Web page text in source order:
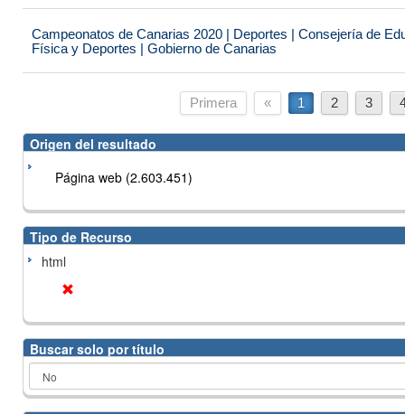
Campeonatos de Canarias 2020 | Deportes | Consejería de
Física y Deportes | Gobierno de Canarias
Primera « 1 2 3
Origen del resultado
Página web (2.603.451)
Tipo de Recurso
html
Buscar solo por título